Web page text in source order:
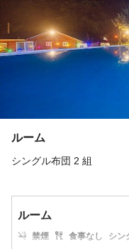
ルーム
シングル布団 2 組
ルーム
禁煙 食事なし
シン